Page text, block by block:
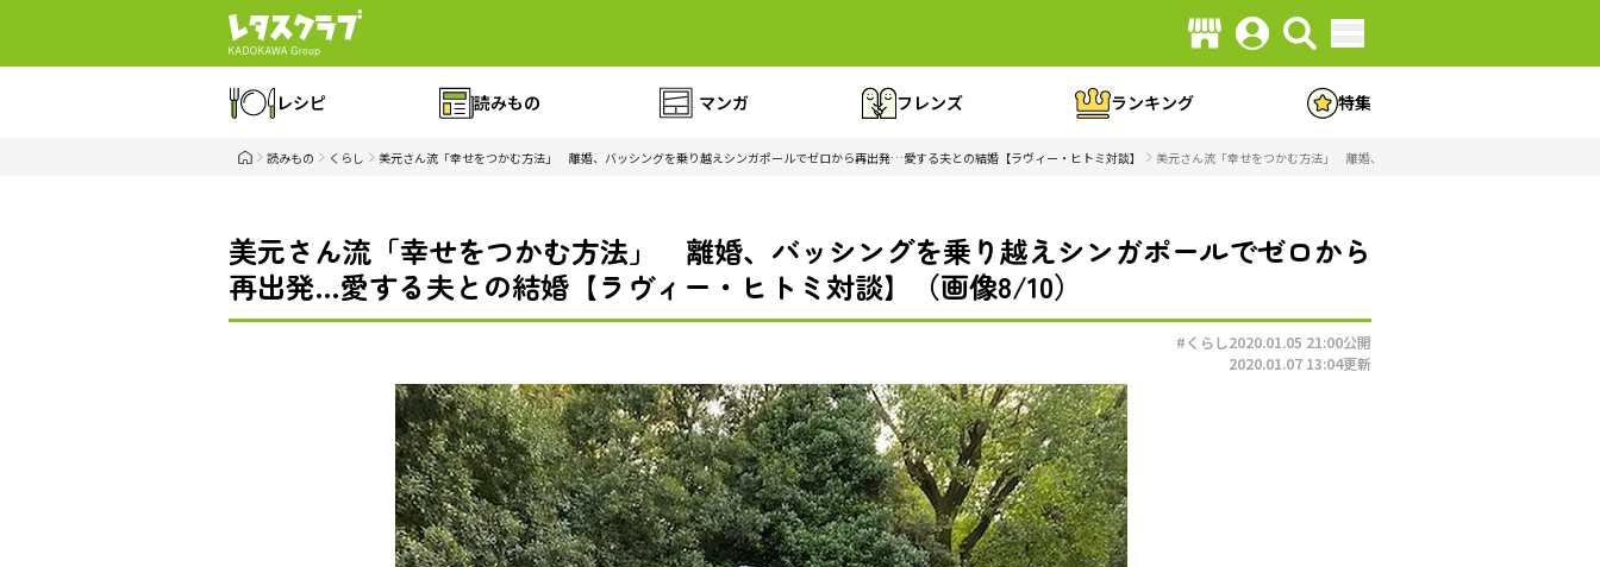
レシピ 読みもの マンガ フレンズ ランキング 特集
読みもの くらし 美元さん流「幸せをつかむ方法」 離婚、バッシングを乗り越えシンガポールでゼロから再出発…愛する夫との結婚【ラヴィー・ヒトミ対談】 美元さん流「幸せをつかむ方法」 離婚、バッシングを乗り越えシンガポールで
美元さん流「幸せをつかむ方法」 離婚、バッシングを乗り越えシンガポールでゼロから
再出発…愛する夫との結婚【ラヴィー・ヒトミ対談】（画像8/10）
#くらし2020.01.05 21:00公開
2020.01.07 13:04更新